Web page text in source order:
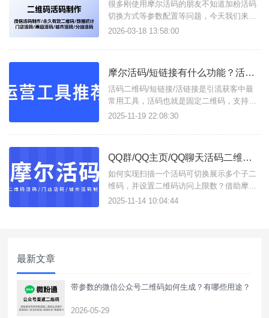
很多刚使用摩尔活码的朋友不知道加粉活码
切换方式等参数配置等问题，今天我们来总
结一下：二维码切换方式说明1、顺序切
数后，自动下线二维码 (如:某客服加满50人
可用的子二维码随机展示 (如：所有客服随
机分配客户)；3、
2026-03-18 13:58:00
摩尔活码/短链接有什么功能？活码二维码/活链接如何在线生成？
活码二维码/短链接/活链接是引流获客中最
常用工具，活码也就是固定二维码，支持按
设定展示多个子码，并实现动态更新二维
条链接合并成一条活链接，可实时更改子链
入摩尔活码/短链接这一个工具即可实现。支
持生成以下类型工具：活码二
2025-11-19 22:08:30
QQ群/QQ主页/QQ聊天活码二维码如何创建？
如何实现扫描一个活码可切换展示多个子二
维码，并设置二维码访问上限数？借助摩尔
活码这款活码在线生成工具，可生成企微/个
2025-11-14 10:04:44
最新文章
带参数的微信公众号二维码如何生成？有哪些用途？
2026-05-29